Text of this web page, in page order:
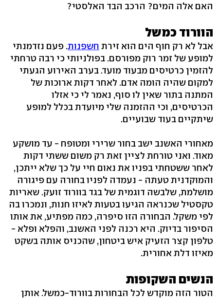
האם אלה המים? הרכב הבד האלסטי?
הוורוד כמשל
אבל לא רק חוף הים הוא זירת חשפנות. פעם נזדמנתי
למופע של זמר רוק מפורסם. בפולניותי כי רבה טרחתי
להזמין כרטיסים מבעוד מועד. בערב האירוע הגעתי
למקום שהיה הומה אדם. לאחר דקות ארוכות של
המתנה בתור שאין לו סוף, נאמר לי כי אזלו
הכרטיסים, וכי ההזמנה שלי מיועדת בכלל למופע
שיתקיים בעוד שבועיים.
מאחורי האשנב ישב בחור שרירי ומטופח - עד מושקע
מאוד. ואני טורחת לציין זאת רק משום ששתי דקות
לאחר ששטחתי בפניו את נאום חיי על כך שלא ייתכן,
והמוקדנית טעתה - נעמדה לפניו בחורה עם פיגורה
מושלמת, שלבשה דוגמית של בגד בוורוד זועק. שאריות
טקסטיל שכנראה הגיעו בטעות לאיזו חנות, ונמכרו בה
לפי משקל. הבחורה הזו סיפרה, כמה מפתיע, את אותו
הסיפור בדיוק. היא רכנה לפני האשנב, והפלא ופלא -
טלפון קצר הזעיק איש ביטחון, שהכניס אותה בשקט
מאיזו דלת אחורית.
הנשים השקופות
הטור הזה מוקדש לכל הבחורות בוורוד-כמשל. אותן